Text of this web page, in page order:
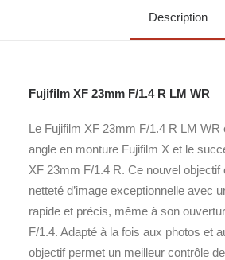
Description
Fujifilm XF 23mm F/1.4 R LM WR
Le Fujifilm XF 23mm F/1.4 R LM WR
angle en monture Fujifilm X et le
XF 23mm F/1.4 R. Ce nouvel objectif
netteté d’image exceptionnelle avec
rapide et précis, même à son
F/1.4. Adapté à la fois aux photos et
objectif permet un meilleur contrôle